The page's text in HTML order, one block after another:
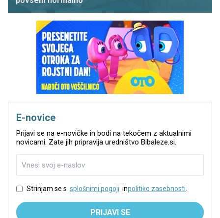
E-novice
Prijavi se na e-novičke in bodi na tekočem z aktualnimi
novicami. Zate jih pripravlja uredništvo Bibaleze.si.
Strinjam se s splošnimi pogoji inpolitiko zasebnosti.
PRIJAVI SE